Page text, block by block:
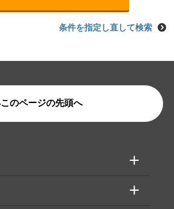
条件を指定し直して検索
このページの先頭へ